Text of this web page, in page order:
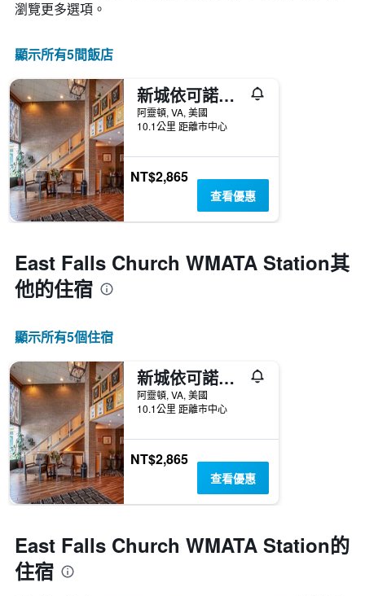
瀏覽更多選項。
顯示所有5間飯店
新城依可諾奇酒店
阿靈頓, VA, 美國
10.1公里 距離市中心
NT$2,865
查看優惠
East Falls Church WMATA Station​其
他的住宿
顯示所有5​個住宿
新城依可諾奇酒店
阿靈頓, VA, 美國
10.1公里 距離市中心
NT$2,865
查看優惠
East Falls Church WMATA Station的
住宿